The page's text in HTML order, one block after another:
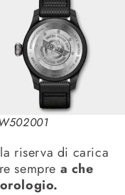
riserva di carica
sempre a che